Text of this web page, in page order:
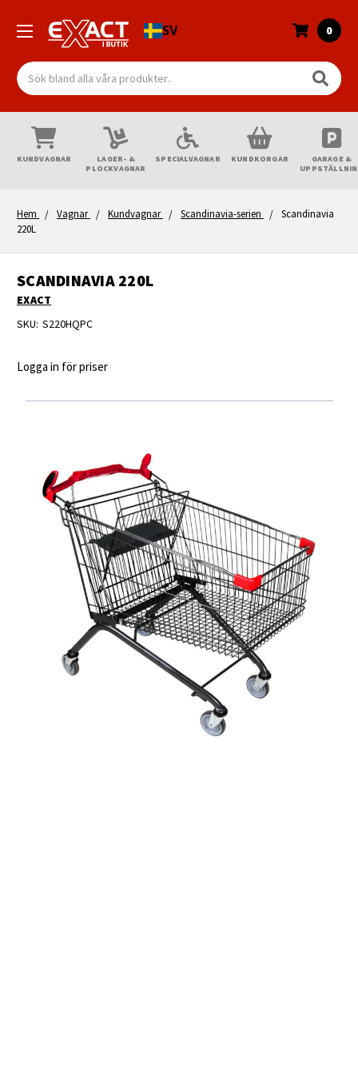
SV
Sök
0
KUNDVAGNAR
LAGER- &
PLOCKVAGNAR
SPECIALVAGNAR KUNDKORGAR
GARAGE &
Hem Vagnar Kundvagnar Scandinavia-serien
Scandinavia
220L
SCANDINAVIA 220L
EXACT
SKU: S220HQPC
Logga in för priser